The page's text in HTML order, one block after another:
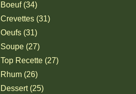
Boeuf (34)
Crevettes (31)
Oeufs (31)
Soupe (27)
Top Recette (27)
Rhum (26)
Dessert (25)